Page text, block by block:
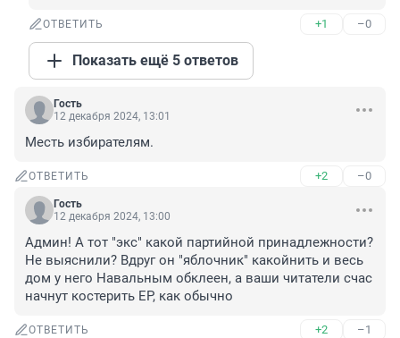
ОТВЕТИТЬ +1 –0
Показать ещё 5 ответов
Гость
12 декабря 2024, 13:01
Месть избирателям.
ОТВЕТИТЬ +2 –0
Гость
12 декабря 2024, 13:00
Админ! А тот "экс" какой партийной принадлежности?
Не выяснили? Вдруг он "яблочник" какойнить и весь
дом у него Навальным обклеен, а ваши читатели счас
начнут костерить ЕР, как обычно
ОТВЕТИТЬ +2 –1